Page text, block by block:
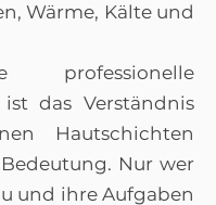
Wärme, Kälte und
ist das Verständnis
Hautschichten
Nur wer
und ihre Aufgaben